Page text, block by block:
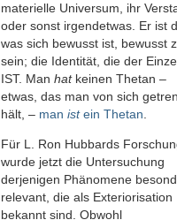
materielle Universum, ihr
oder sonst irgendetwas. Er ist
was sich bewusst ist, bewusst
sein; die Identität, die der
IST. Man hatkeinen Thetan –
etwas, das man von sich
hält, – man istein Thetan
Für L. Ron Hubbards
wurde jetzt die Untersuchung
derjenigen Phänomene
relevant, die als Exteriorisation
bekannt sind. Obwohl